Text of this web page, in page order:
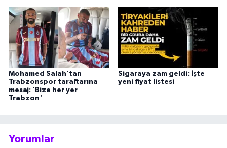
Mohamed Salah'tan
Trabzonspor taraftarına
mesaj: 'Bize her yer
Trabzon'
Sigaraya zam geldi: İşte
yeni fiyat listesi
Yorumlar